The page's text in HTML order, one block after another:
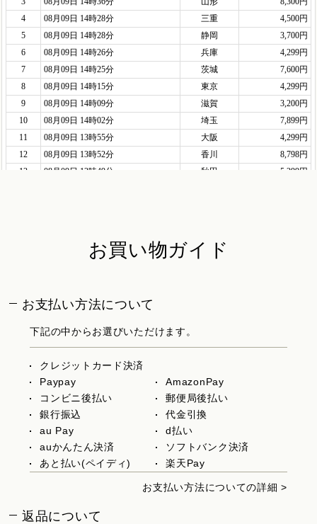
お買い物ガイド
お支払い方法について
下記の中からお選びいただけます。
クレジットカード決済
Paypay
AmazonPay
コンビニ後払い
郵便局後払い
銀行振込
代金引換
au Pay
d払い
auかんたん決済
ソフトバンク決済
あと払い(ペイディ)
楽天Pay
お支払い方法についての詳細 >
返品について